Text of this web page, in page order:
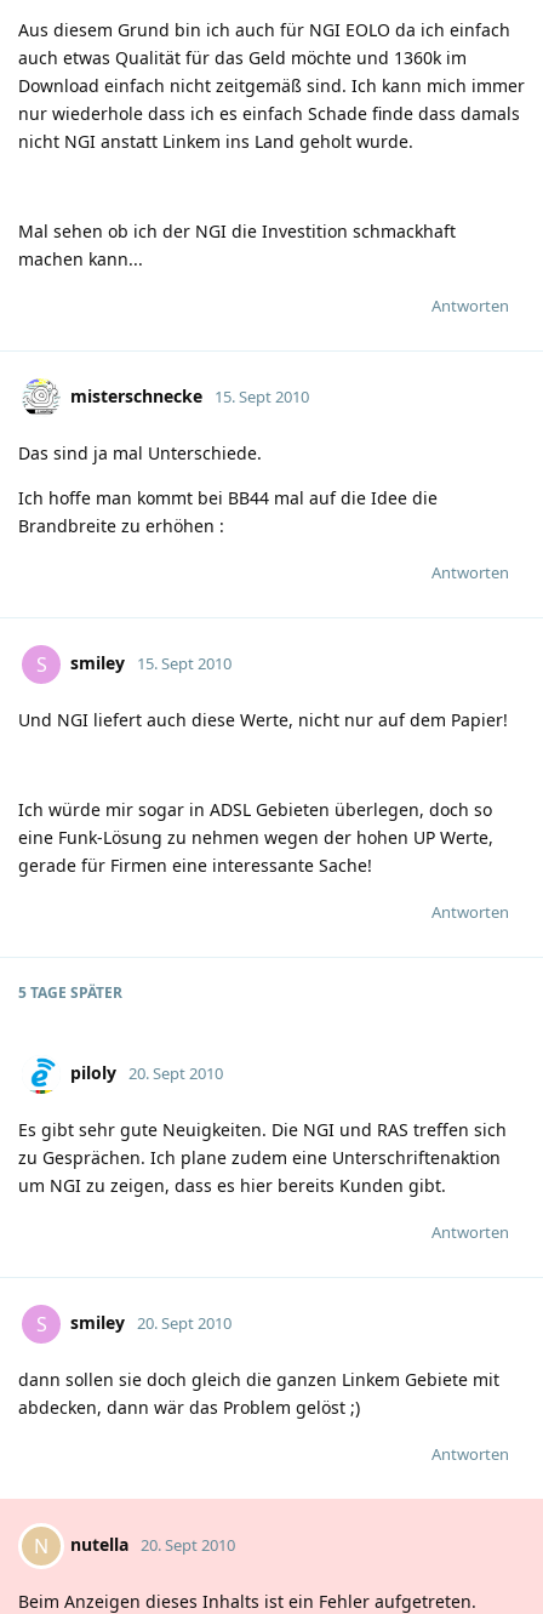
Aus diesem Grund bin ich auch für NGI EOLO da ich einfach
auch etwas Qualität für das Geld möchte und 1360k im
Download einfach nicht zeitgemäß sind. Ich kann mich immer
nur wiederhole dass ich es einfach Schade finde dass damals
nicht NGI anstatt Linkem ins Land geholt wurde.
Mal sehen ob ich der NGI die Investition schmackhaft
machen kann...
Antworten
misterschnecke 15. Sept 2010
Das sind ja mal Unterschiede.
Ich hoffe man kommt bei BB44 mal auf die Idee die
Brandbreite zu erhöhen :
Antworten
S smiley 15. Sept 2010
Und NGI liefert auch diese Werte, nicht nur auf dem Papier!
Ich würde mir sogar in ADSL Gebieten überlegen, doch so
eine Funk-Lösung zu nehmen wegen der hohen UP Werte,
gerade für Firmen eine interessante Sache!
Antworten
5 TAGE SPÄTER
piloly 20. Sept 2010
Es gibt sehr gute Neuigkeiten. Die NGI und RAS treffen sich
zu Gesprächen. Ich plane zudem eine Unterschriftenaktion
um NGI zu zeigen, dass es hier bereits Kunden gibt.
Antworten
S smiley 20. Sept 2010
dann sollen sie doch gleich die ganzen Linkem Gebiete mit
abdecken, dann wär das Problem gelöst ;)
Antworten
N nutella 20. Sept 2010
Beim Anzeigen dieses Inhalts ist ein Fehler aufgetreten.